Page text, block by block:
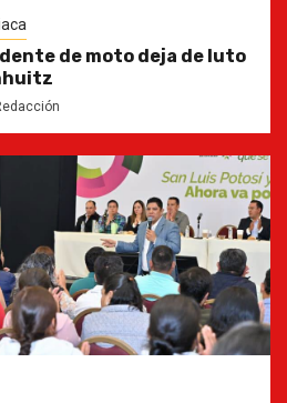
de moto deja de luto